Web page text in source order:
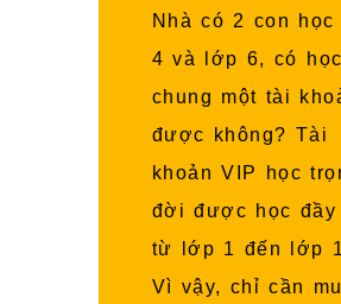
Nhà có 2 con
4 và lớp 6, có học
chung một tài
được không? Tài
khoản VIP học
đời được học đầy
từ lớp 1 đến lớp
Vì vậy, chỉ cần